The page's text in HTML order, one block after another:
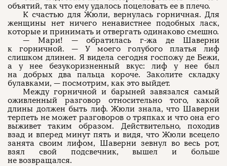
объятий, так что ему удалось поцеловать ее в плечо.
К счастью для Жюли, вернулась горничная. Для
женщины нет ничего ненавистнее подобных ласк,
которые и принимать и отвергать одинаково смешно.
— Мари! — обратилась г-жа де Шаверни
к горничной. — У моего голубого платья лиф
слишком длинен. Я видела сегодня госпожу де Бежи,
а у нее безукоризненный вкус: лиф у нее был
на добрых два пальца короче. Заколите складку
булавками, — посмотрим, как это выйдет.
Между горничной и барыней завязался самый
оживленный разговор относительно того, какой
длины должен быть лиф. Жюли знала, что Шаверни
терпеть не может разговоров о тряпках и что она его
выживет таким образом. Действительно, походив
взад и вперед минут пять и видя, что Жюли всецело
занята своим лифом, Шаверни зевнул во весь рот,
взял свой подсвечник, вышел и больше
не возвращался.